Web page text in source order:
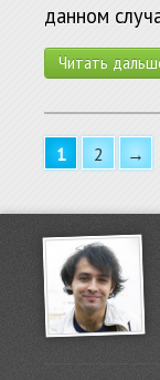
данном
Читать
1 2 →